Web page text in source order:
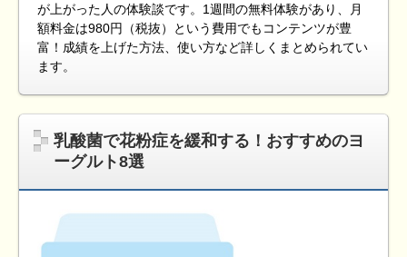
が上がった人の体験談です。1週間の無料体験があり、月
額料金は980円（税抜）という費用でもコンテンツが豊
富！成績を上げた方法、使い方など詳しくまとめられてい
ます。
乳酸菌で花粉症を緩和する！おすすめのヨ
ーグルト8選